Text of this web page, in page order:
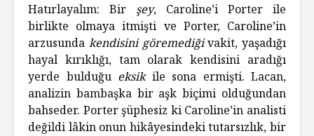
Hatırlayalım: Bir şey, Caroline’i Porter ile
birlikte olmaya itmişti ve Porter, Caroline’in
arzusunda kendisini göremediğivakit, yaşadığı
hayal kırıklığı, tam olarak kendisini aradığı
yerde bulduğu eksikile sona ermişti. Lacan,
analizin bambaşka bir aşk biçimi olduğundan
bahseder. Porter şüphesiz ki Caroline’in analisti
değildi lâkin onun hikâyesindeki tutarsızlık, bir